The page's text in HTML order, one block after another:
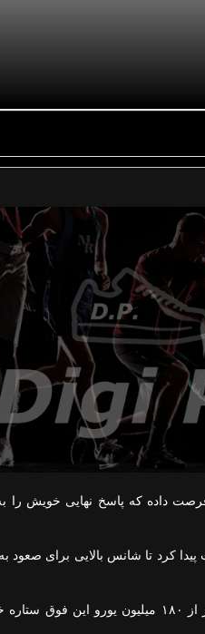
ام باپه فرصت داده که پاسخ نهایی خویش را
ام باپه با نتیجه ۴ بر یک به پیروزی دست پیدا کرد تا شانس بالایی
طبق اعلام روزنامه مارکا پاری سن ژرمن رقم فروش ام باپه را هم تعیین کرده است و با کمتر از ۱۸۰ میلیون